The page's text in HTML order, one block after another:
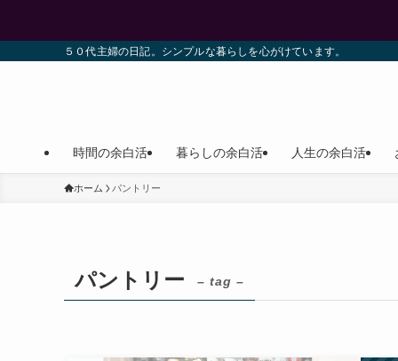
５０代主婦の日記。シンプルな暮らしを心がけています。
時間の余白活 暮らしの余白活 人生の余白活
ホーム パントリー
パントリー – tag –